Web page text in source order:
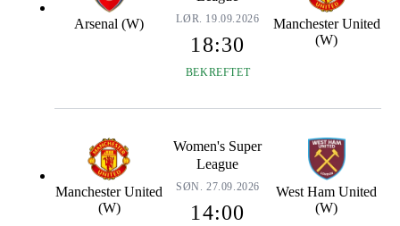
Arsenal (W) LØR. 19.09.2026
18:30
BEKREFTET
Manchester United
(W)
Manchester United
(W)
Women's Super
League
SØN. 27.09.2026
14:00
West Ham United
(W)